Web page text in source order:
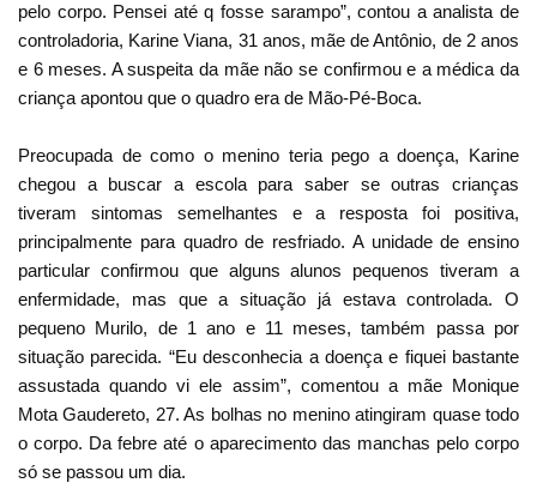
pelo corpo. Pensei até q fosse sarampo”, contou a analista de
controladoria, Karine Viana, 31 anos, mãe de Antônio, de 2 anos
e 6 meses. A suspeita da mãe não se confirmou e a médica da
criança apontou que o quadro era de Mão-Pé-Boca.
Preocupada de como o menino teria pego a doença, Karine
chegou a buscar a escola para saber se outras crianças
tiveram sintomas semelhantes e a resposta foi positiva,
principalmente para quadro de resfriado. A unidade de ensino
particular confirmou que alguns alunos pequenos tiveram a
enfermidade, mas que a situação já estava controlada. O
pequeno Murilo, de 1 ano e 11 meses, também passa por
situação parecida. “Eu desconhecia a doença e fiquei bastante
assustada quando vi ele assim”, comentou a mãe Monique
Mota Gaudereto, 27. As bolhas no menino atingiram quase todo
o corpo. Da febre até o aparecimento das manchas pelo corpo
só se passou um dia.